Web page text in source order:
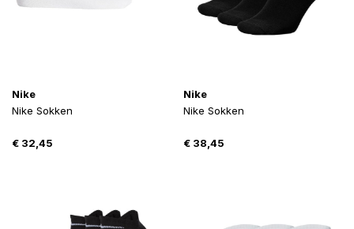
Nike
Nike Sokken
€ 32,45
Nike
Nike Sokken
€38,45